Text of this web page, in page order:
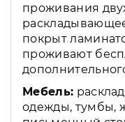
проживания
покрыт
проживают
Мебель:
одежды, тумбы,